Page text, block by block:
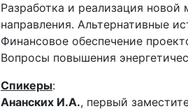
Разработка и реализация
направления. Альтернативные
Финансовое обеспечение
Вопросы повышения
Спикеры:
Ананских И.А., первый